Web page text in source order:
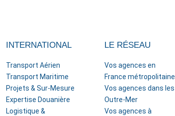
INTERNATIONAL
Transport Aérien
Transport Maritime
Projets & Sur-Mesure
Expertise Douanière
Logistique &
LE RÉSEAU
Vos agences en
France métropolitaine
Vos agences dans les
Outre-Mer
Vos agences à